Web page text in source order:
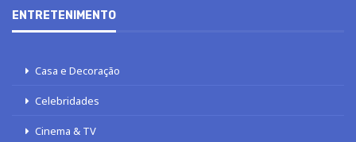
ENTRETENIMENTO
Casa e Decoração
Celebridades
Cinema & TV